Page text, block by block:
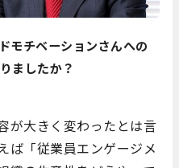
モチベーションさんへの
ましたか？
が大きく変わったとは言
ば「従業員エンゲージメ